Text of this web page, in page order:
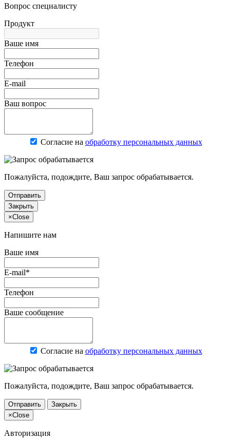
Вопрос специалисту
Продукт
Ваше имя
Телефон
E-mail
Ваш вопрос
Согласие на обработку персональных данных
Пожалуйста, подождите, Ваш запрос обрабатывается.
Отправить
Закрыть
×Close
Напишите нам
Ваше имя
E-mail*
Телефон
Ваше сообщение
Согласие на обработку персональных данных
Пожалуйста, подождите, Ваш запрос обрабатывается.
Отправить
Закрыть
×Close
Авторизация